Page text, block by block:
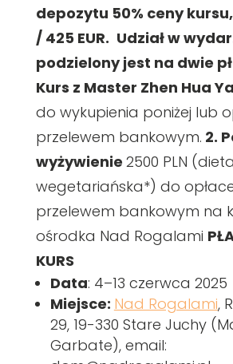
depozytu 50% ceny kursu,
/ 425 EUR. Udział w
podzielony jest na dwie
Kurs z Master Zhen Hua
do wykupienia poniżej lub
przelewem bankowym. 2.
wyżywienie 2500 PLN (dieta
wegetariańska*) do
przelewem bankowym na
ośrodka Nad Rogalami
KURS
Data: 4–13 czerwca 2025
Miejsce: Nad Rogalami,
29, 19-330 Stare Juchy
Garbate), email: